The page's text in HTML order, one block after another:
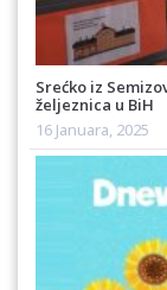
Srećko iz
željeznica u BiH
16 Januara, 2025